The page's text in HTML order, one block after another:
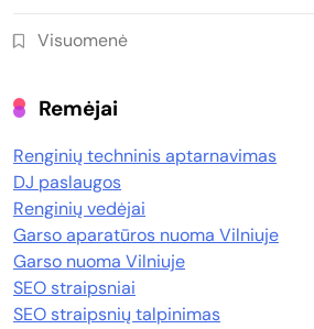
Visuomenė
Remėjai
Renginių techninis aptarnavimas
DJ paslaugos
Renginių vedėjai
Garso aparatūros nuoma Vilniuje
Garso nuoma Vilniuje
SEO straipsniai
SEO straipsnių talpinimas